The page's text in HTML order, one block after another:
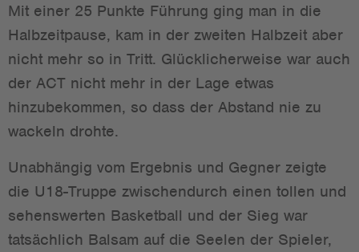
Mit einer 25 Punkte Führung ging man in die
Halbzeitpause, kam in der zweiten Halbzeit aber
nicht mehr so in Tritt. Glücklicherweise war auch
der ACT nicht mehr in der Lage etwas
hinzubekommen, so dass der Abstand nie zu
wackeln drohte.
Unabhängig vom Ergebnis und Gegner zeigte
die U18-Truppe zwischendurch einen tollen und
sehenswerten Basketball und der Sieg war
tatsächlich Balsam auf die Seelen der Spieler,